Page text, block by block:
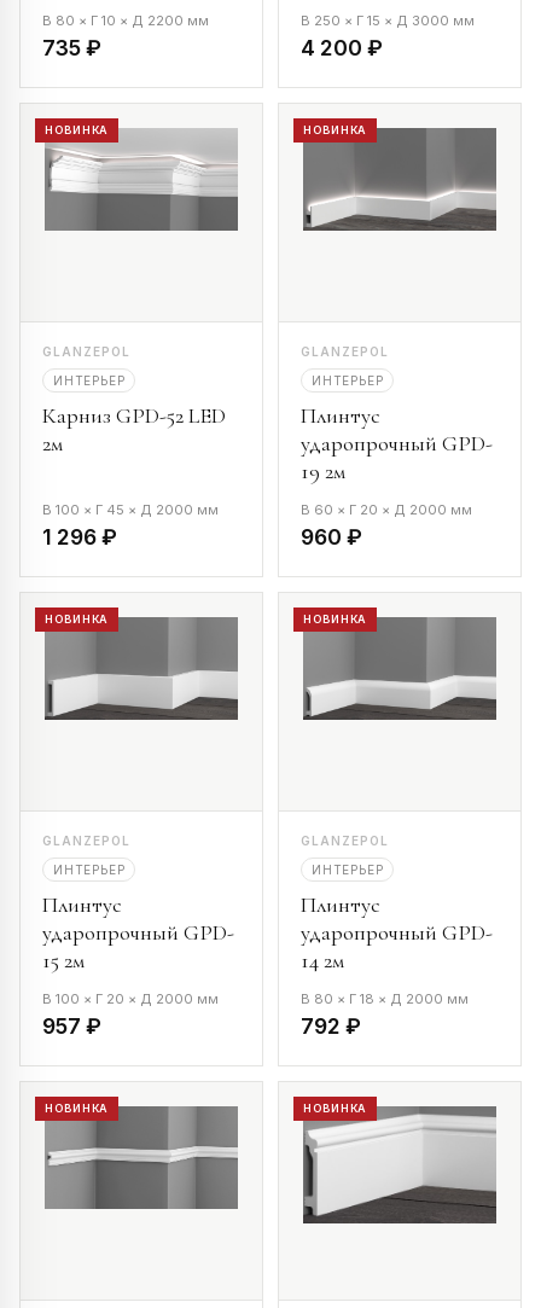
В 80 × Г 10 × Д 2200 мм
735 ₽
В 250 × Г 15 × Д 3000 мм
4 200 ₽
НОВИНКА
GLANZEPOL
ИНТЕРЬЕР
Карниз GPD-52 LED
2м
В 100 × Г 45 × Д 2000 мм
1 296 ₽
НОВИНКА
GLANZEPOL
ИНТЕРЬЕР
Плинтус
ударопрочный GPD-
19 2м
В 60 × Г 20 × Д 2000 мм
960 ₽
НОВИНКА
GLANZEPOL
ИНТЕРЬЕР
Плинтус
ударопрочный GPD-
15 2м
В 100 × Г 20 × Д 2000 мм
957 ₽
НОВИНКА
GLANZEPOL
ИНТЕРЬЕР
Плинтус
ударопрочный GPD-
14 2м
В 80 × Г 18 × Д 2000 мм
792 ₽
НОВИНКА НОВИНКА